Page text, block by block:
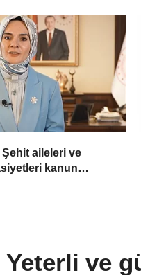
aileleri ve
kanun
Yeterli ve